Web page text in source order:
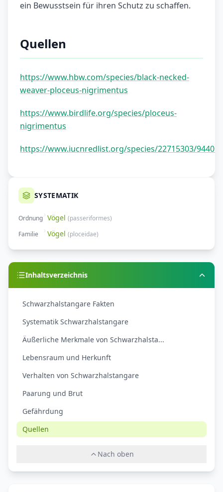
ein Bewusstsein für ihren Schutz zu schaffen.
Quellen
https://www.hbw.com/species/black-necked-
weaver-ploceus-nigrimentus
https://www.birdlife.org/species/ploceus-
nigrimentus
https://www.iucnredlist.org/species/22715303/
SYSTEMATIK
Ordnung Vögel (passeriformes)
Familie
Vögel (ploceidae)
Inhaltsverzeichnis
Schwarzhalstangare Fakten
Systematik Schwarzhalstangare
Äußerliche Merkmale von Schwarzhalsta...
Lebensraum und Herkunft
Verhalten von Schwarzhalstangare
Paarung und Brut
Gefährdung
Quellen
Nach oben